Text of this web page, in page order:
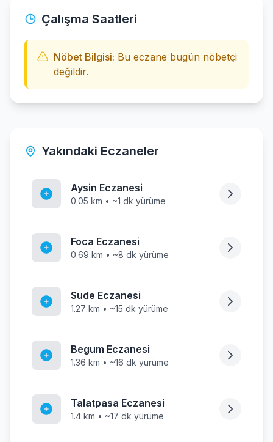
Çalışma Saatleri
Nöbet Bilgisi: Bu eczane bugün nöbetçi
değildir.
Yakındaki Eczaneler
Aysin Eczanesi
0.05 km • ~1 dk yürüme
Foca Eczanesi
0.69 km • ~8 dk yürüme
Sude Eczanesi
1.27 km • ~15 dk yürüme
Begum Eczanesi
1.36 km • ~16 dk yürüme
Talatpasa Eczanesi
1.4 km • ~17 dk yürüme